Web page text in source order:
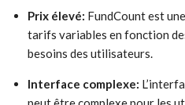
Prix élevé: FundCount est
tarifs variables en fonction
besoins des utilisateurs.
Interface complexe: